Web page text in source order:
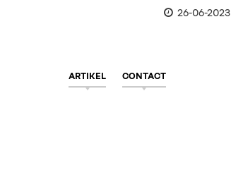
26-06-2023
ARTIKEL CONTACT